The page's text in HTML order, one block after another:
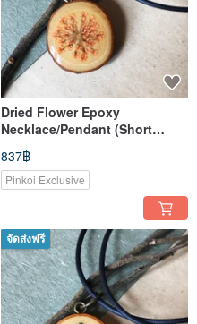
Dried Flower Epoxy
Necklace/Pendant (Short
Style)
837฿
Pinkoi Exclusive
จัดส่งฟรี